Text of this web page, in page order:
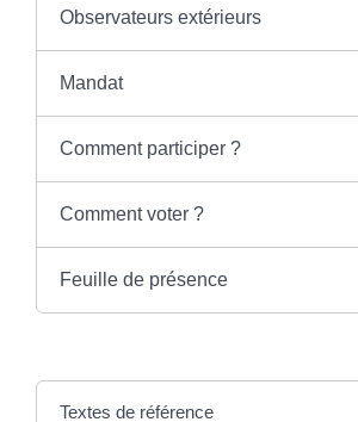
Observateurs extérieurs
Mandat
Comment participer ?
Comment voter ?
Feuille de présence
Textes de référence